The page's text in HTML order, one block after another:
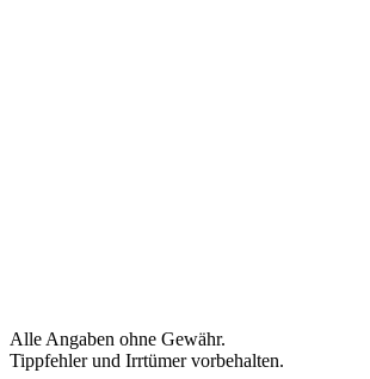
Alle Angaben ohne Gewähr.
Tippfehler und Irrtümer vorbehalten.